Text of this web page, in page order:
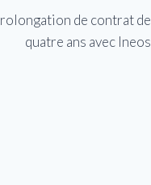
de contrat de
quatre ans avec Ineos